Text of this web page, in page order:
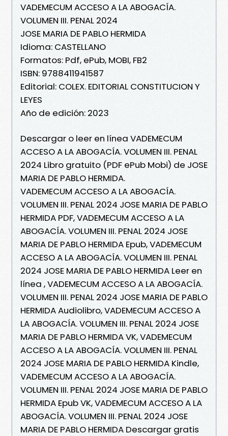
VADEMECUM ACCESO A LA ABOGACÍA.
VOLUMEN III. PENAL 2024
JOSE MARIA DE PABLO HERMIDA
Idioma: CASTELLANO
Formatos: Pdf, ePub, MOBI, FB2
ISBN: 9788411941587
Editorial: COLEX. EDITORIAL CONSTITUCION Y
LEYES
Año de edición: 2023
Descargar o leer en línea VADEMECUM
ACCESO A LA ABOGACÍA. VOLUMEN III. PENAL
2024 Libro gratuito (PDF ePub Mobi) de JOSE
MARIA DE PABLO HERMIDA.
VADEMECUM ACCESO A LA ABOGACÍA.
VOLUMEN III. PENAL 2024 JOSE MARIA DE PABLO
HERMIDA PDF, VADEMECUM ACCESO A LA
ABOGACÍA. VOLUMEN III. PENAL 2024 JOSE
MARIA DE PABLO HERMIDA Epub, VADEMECUM
ACCESO A LA ABOGACÍA. VOLUMEN III. PENAL
2024 JOSE MARIA DE PABLO HERMIDA Leer en
línea , VADEMECUM ACCESO A LA ABOGACÍA.
VOLUMEN III. PENAL 2024 JOSE MARIA DE PABLO
HERMIDA Audiolibro, VADEMECUM ACCESO A
LA ABOGACÍA. VOLUMEN III. PENAL 2024 JOSE
MARIA DE PABLO HERMIDA VK, VADEMECUM
ACCESO A LA ABOGACÍA. VOLUMEN III. PENAL
2024 JOSE MARIA DE PABLO HERMIDA Kindle,
VADEMECUM ACCESO A LA ABOGACÍA.
VOLUMEN III. PENAL 2024 JOSE MARIA DE PABLO
HERMIDA Epub VK, VADEMECUM ACCESO A LA
ABOGACÍA. VOLUMEN III. PENAL 2024 JOSE
MARIA DE PABLO HERMIDA Descargar gratis